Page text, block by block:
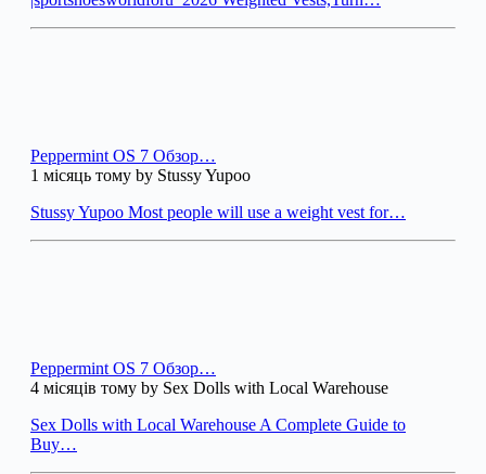
Peppermint OS 7 Обзор…
1 місяць тому by Stussy Yupoo
Stussy Yupoo Most people will use a weight vest for…
Peppermint OS 7 Обзор…
4 місяців тому by Sex Dolls with Local Warehouse
Sex Dolls with Local Warehouse A Complete Guide to
Buy…